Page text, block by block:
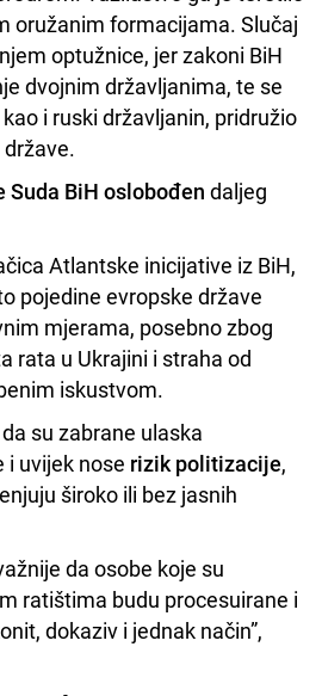
oružanim formacijama. Slučaj
optužnice, jer zakoni BiH
dvojnim državljanima, te se
i ruski državljanin, pridružio
Suda BiH oslobođen daljeg
Atlantske inicijative iz BiH,
pojedine evropske države
mjerama, posebno zbog
rata u Ukrajini i straha od
iskustvom.
su zabrane ulaska
uvijek nose rizik politizacije,
široko ili bez jasnih
da osobe koje su
ratištima budu procesuirane i
dokaziv i jednak način”,